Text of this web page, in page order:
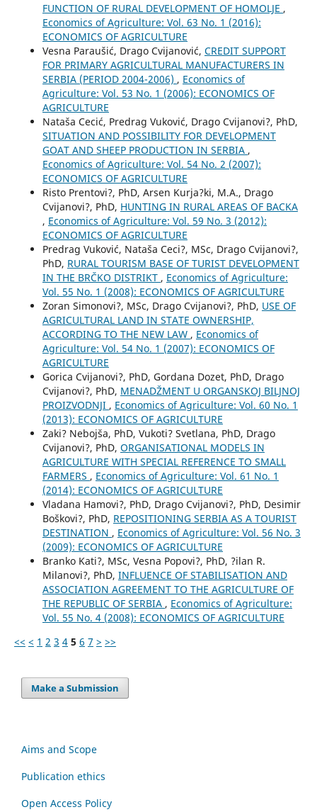
FUNCTION OF RURAL DEVELOPMENT OF HOMOLJE ,
Economics of Agriculture: Vol. 63 No. 1 (2016):
ECONOMICS OF AGRICULTURE
Vesna Paraušić, Drago Cvijanović, CREDIT SUPPORT
FOR PRIMARY AGRICULTURAL MANUFACTURERS IN
SERBIA (PERIOD 2004-2006) , Economics of
Agriculture: Vol. 53 No. 1 (2006): ECONOMICS OF
AGRICULTURE
Nataša Cecić, Predrag Vuković, Drago Cvijanovi?, PhD,
SITUATION AND POSSIBILITY FOR DEVELOPMENT
GOAT AND SHEEP PRODUCTION IN SERBIA ,
Economics of Agriculture: Vol. 54 No. 2 (2007):
ECONOMICS OF AGRICULTURE
Risto Prentovi?, PhD, Arsen Kurja?ki, M.A., Drago
Cvijanovi?, PhD, HUNTING IN RURAL AREAS OF BACKA
, Economics of Agriculture: Vol. 59 No. 3 (2012):
ECONOMICS OF AGRICULTURE
Predrag Vuković, Nataša Ceci?, MSc, Drago Cvijanovi?,
PhD, RURAL TOURISM BASE OF TURIST DEVELOPMENT
IN THE BRČKO DISTRIKT , Economics of Agriculture:
Vol. 55 No. 1 (2008): ECONOMICS OF AGRICULTURE
Zoran Simonovi?, MSc, Drago Cvijanovi?, PhD, USE OF
AGRICULTURAL LAND IN STATE OWNERSHIP,
ACCORDING TO THE NEW LAW , Economics of
Agriculture: Vol. 54 No. 1 (2007): ECONOMICS OF
AGRICULTURE
Gorica Cvijanovi?, PhD, Gordana Dozet, PhD, Drago
Cvijanovi?, PhD, MENADŽMENT U ORGANSKOJ BILJNOJ
PROIZVODNJI , Economics of Agriculture: Vol. 60 No. 1
(2013): ECONOMICS OF AGRICULTURE
Zaki? Nebojša, PhD, Vukoti? Svetlana, PhD, Drago
Cvijanovi?, PhD, ORGANISATIONAL MODELS IN
AGRICULTURE WITH SPECIAL REFERENCE TO SMALL
FARMERS , Economics of Agriculture: Vol. 61 No. 1
(2014): ECONOMICS OF AGRICULTURE
Vladana Hamovi?, PhD, Drago Cvijanovi?, PhD, Desimir
Boškovi?, PhD, REPOSITIONING SERBIA AS A TOURIST
DESTINATION , Economics of Agriculture: Vol. 56 No. 3
(2009): ECONOMICS OF AGRICULTURE
Branko Kati?, MSc, Vesna Popovi?, PhD, ?ilan R.
Milanovi?, PhD, INFLUENCE OF STABILISATION AND
ASSOCIATION AGREEMENT TO THE AGRICULTURE OF
THE REPUBLIC OF SERBIA , Economics of Agriculture:
Vol. 55 No. 4 (2008): ECONOMICS OF AGRICULTURE
<< < 1 2 3 4 5 6 7 > >>
Make a Submission
Aims and Scope
Publication ethics
Open Access Policy